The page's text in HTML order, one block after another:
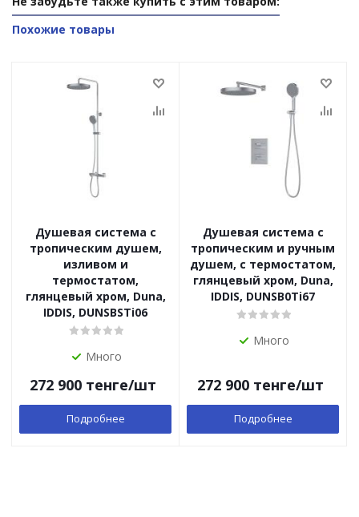
Похожие товары
Душевая система с
тропическим душем,
изливом и
термостатом,
глянцевый хром, Duna,
IDDIS, DUNSBSTi06
Много
272 900тенге/шт
Подробнее
Душевая система с
тропическим и ручным
душем, с термостатом,
глянцевый хром, Duna,
IDDIS, DUNSB0Ti67
Много
272 900тенге/шт
Подробнее